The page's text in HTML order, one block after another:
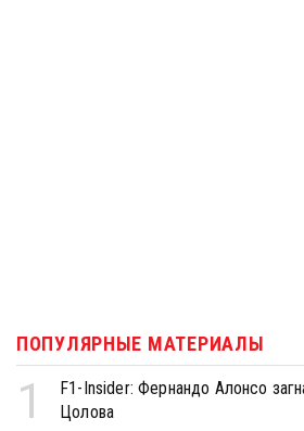
ПОПУЛЯРНЫЕ МАТЕРИАЛЫ
1
F1-Insider: Фернандо Алонсо
Цолова